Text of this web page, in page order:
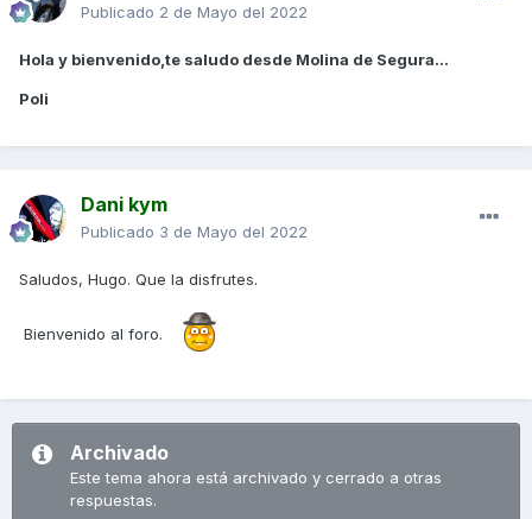
Publicado 2 de Mayo del 2022
Hola y bienvenido,te saludo desde Molina de Segura...
Poli
Dani kym
Publicado 3 de Mayo del 2022
Saludos, Hugo. Que la disfrutes.
Bienvenido al foro.
Archivado
Este tema ahora está archivado y cerrado a otras
respuestas.